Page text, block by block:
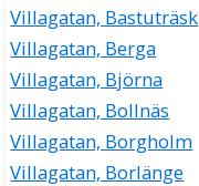
Villagatan, Bastuträsk
Villagatan, Berga
Villagatan, Björna
Villagatan, Bollnäs
Villagatan, Borgholm
Villagatan, Borlänge